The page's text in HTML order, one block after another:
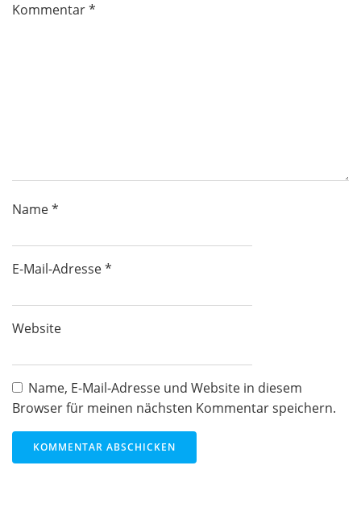
Kommentar*
Name*
E-Mail-Adresse*
Website
Name, E-Mail-Adresse und Website in diesem
Browser für meinen nächsten Kommentar speichern.